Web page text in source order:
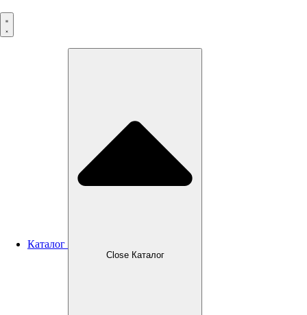
к
содержимому
Каталог
Close Каталог